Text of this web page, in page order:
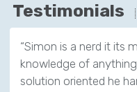
Testimonials
“Simon is a nerd it its
knowledge of
solution oriented he